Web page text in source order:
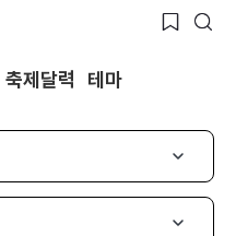
축제달력 테마